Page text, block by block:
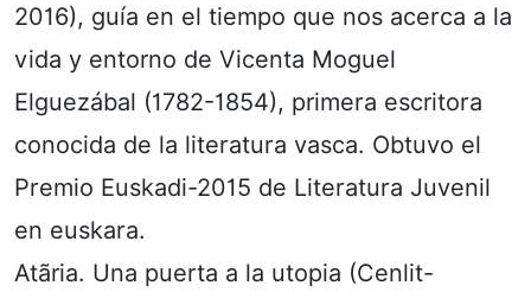
2016), guía en el tiempo que nos acerca a la
vida y entorno de Vicenta Moguel
Elguezábal (1782-1854), primera escritora
conocida de la literatura vasca. Obtuvo el
Premio Euskadi-2015 de Literatura Juvenil
en euskara.
Atãria. Una puerta a la utopia (Cenlit-